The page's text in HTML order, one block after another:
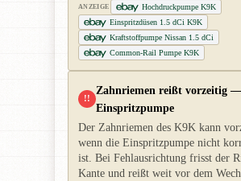
ANZEIGE
Hochdruckpumpe K9K
Einspritzdüsen 1.5 dCi K9K
Kraftstoffpumpe Nissan 1.5 dCi
Common-Rail Pumpe K9K
!!
Zahnriemen reißt vorzeitig —
Einspritzpumpe
Der Zahnriemen des K9K kann
wenn die Einspritzpumpe nicht
ist. Bei Fehlausrichtung frisst der
Kante und reißt weit vor dem